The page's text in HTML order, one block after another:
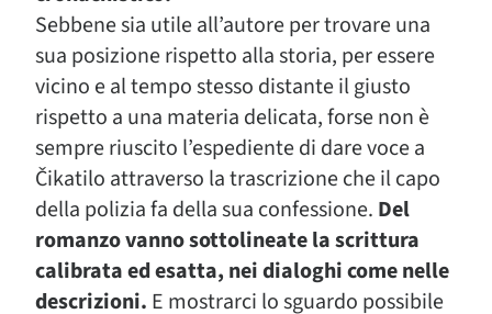
Sebbene sia utile all’autore per trovare una
sua posizione rispetto alla storia, per essere
vicino e al tempo stesso distante il giusto
rispetto a una materia delicata, forse non è
sempre riuscito l’espediente di dare voce a
Čikatilo attraverso la trascrizione che il capo
della polizia fa della sua confessione. Del
romanzo vanno sottolineate la scrittura
calibrata ed esatta, nei dialoghi come nelle
descrizioni. E mostrarci lo sguardo possibile